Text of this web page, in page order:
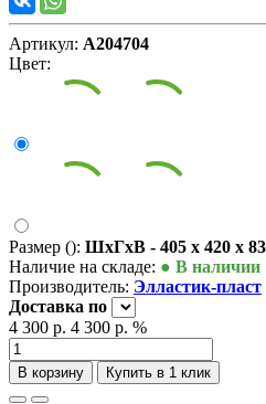
Артикул: А204704
Цвет:
Размер (): ШxГxВ - 405 x 420 x
Наличие на складе: ● В наличии
Производитель: Элластик-пласт
Доставка по
4 300 р. 4 300 р. %
В корзину Купить в 1 клик